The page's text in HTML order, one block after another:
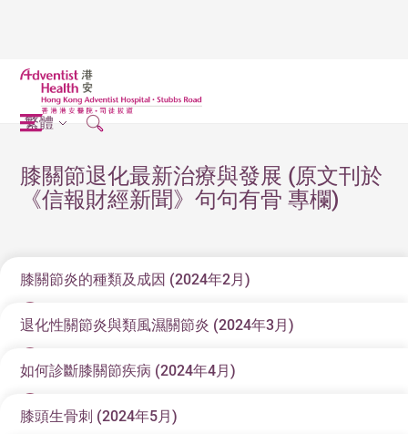
繁體
膝關節退化最新治療與發展 (原文刊於
《信報財經新聞》句句有骨 專欄)
膝關節炎的種類及成因 (2024年2月)
原文刊於《信報財經新聞》
膝關節退化最新治療與發展 (1)
機器總有勞損的一天，人體的關節亦然。關節退化問題
困擾着不少中年人及長者。在眾多身體關節之中，膝關
退化性關節炎與類風濕關節炎 (2024年3月)
原文刊於《信報財經新聞》
膝關節退化最新治療與發展 (2)
如何診斷膝關節疾病 (2024年4月)
原文刊於《信報財經新聞》
膝頭生骨刺 (2024年5月)